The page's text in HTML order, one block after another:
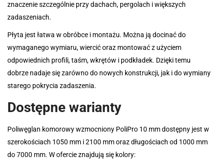
znaczenie szczególnie przy dachach, pergolach i większych
zadaszeniach.
Płyta jest łatwa w obróbce i montażu. Można ją docinać do
wymaganego wymiaru, wiercić oraz montować z użyciem
odpowiednich profili, taśm, wkrętów i podkładek. Dzięki temu
dobrze nadaje się zarówno do nowych konstrukcji, jak i do wymiany
starego pokrycia zadaszenia.
Dostępne warianty
Poliwęglan komorowy wzmocniony PoliPro 10 mm dostępny jest w
szerokościach 1050 mm i 2100 mm oraz długościach od 1000 mm
do 7000 mm. W ofercie znajdują się kolory: